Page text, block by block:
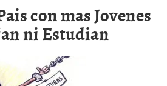
con mas Jovenes
ni Estudian